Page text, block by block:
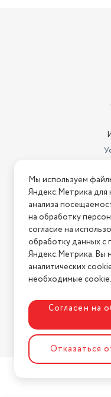
Нашли
2026 © Интернет-
Мы используем
Яндекс.Метрика для
анализа
на обработку
согласие на
обработку данных
Яндекс.Метрика. Вы
аналитических
необходимые cookie.
Согласен на
Отказаться